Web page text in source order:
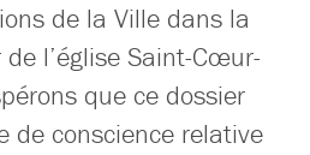
de la Ville dans la
l’église Saint-Cœur-
que ce dossier
de conscience relative